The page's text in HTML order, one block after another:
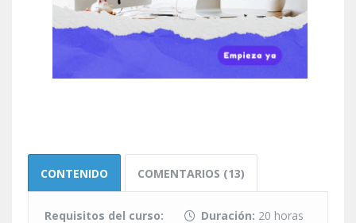
CONTENIDO COMENTARIOS (13)
Duración: 20 horas
Requisitos del curso: